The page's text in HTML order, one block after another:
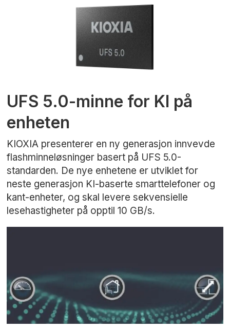
UFS 5.0-minne for KI på
enheten
KIOXIA presenterer en ny generasjon innvevde
flashminneløsninger basert på UFS 5.0-
standarden. De nye enhetene er utviklet for
neste generasjon KI-baserte smarttelefoner og
kant-enheter, og skal levere sekvensielle
lesehastigheter på opptil 10 GB/s.